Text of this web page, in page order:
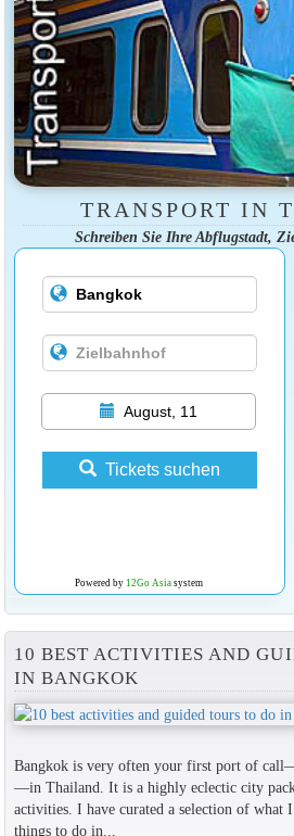
TRANSPORT IN
Schreiben Sie Ihre Abflugstadt,
August, 11
Tickets suchen
Powered by 12Go Asiasystem
10 BEST ACTIVITIES AND
IN BANGKOK
Bangkok is very often your first port of
—in Thailand. It is a highly eclectic city
activities. I have curated a selection of what
things to do in...